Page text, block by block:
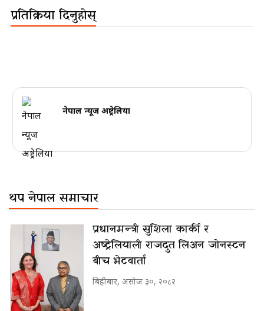
प्रतिक्रिया दिनुहोस्
नेपाल न्यूज अष्ट्रेलिया
थप नेपाल समाचार
प्रधानमन्त्री सुशिला कार्की र
अष्ट्रेलियाली राजदुत लिअन जोनस्टन
बीच भेटवार्ता
बिहीबार, असोज ३०, २०८२